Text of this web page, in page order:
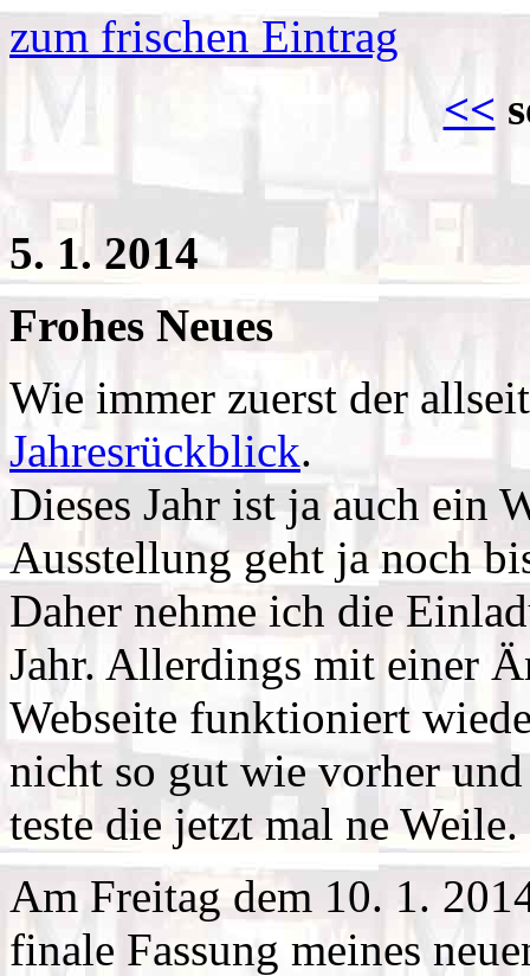
zum frischen Eintrag
<<
5. 1. 2014
Frohes Neues
Wie immer zuerst der
Jahresrückblick.
Dieses Jahr ist ja auch ein
Ausstellung geht ja noch
Daher nehme ich die
Jahr. Allerdings mit einer
Webseite funktioniert
nicht so gut wie vorher
teste die jetzt mal ne Weile.
Am Freitag dem 10. 1.
finale Fassung meines